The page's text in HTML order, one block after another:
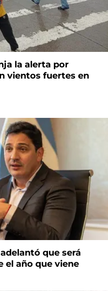
la alerta por
vientos fuertes en
que será
el año que viene